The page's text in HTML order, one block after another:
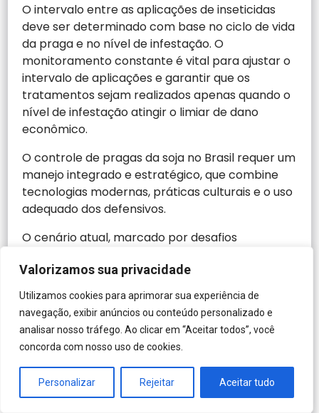
Valorizamos sua privacidade
Utilizamos cookies para aprimorar sua experiência de
navegação, exibir anúncios ou conteúdo personalizado e
analisar nosso tráfego. Ao clicar em “Aceitar todos”, você
concorda com nosso uso de cookies.
Personalizar Rejeitar Aceitar tudo
O intervalo entre as aplicações de inseticidas
deve ser determinado com base no ciclo de vida
da praga e no nível de infestação. O
monitoramento constante é vital para ajustar o
intervalo de aplicações e garantir que os
tratamentos sejam realizados apenas quando o
nível de infestação atingir o limiar de dano
econômico.
O controle de pragas da soja no Brasil requer um
manejo integrado e estratégico, que combine
tecnologias modernas, práticas culturais e o uso
adequado dos defensivos.
O cenário atual, marcado por desafios
produtores adotem medidas adequadas e
estejam sempre atualizados sobre as melhores
práticas de manejo. A adoção do MIP é crucial
para garantir a sustentabilidade e a
lucratividade da produção de soja, preservando
grãos.
A Syngenta está ao lado doprodutor ruralem